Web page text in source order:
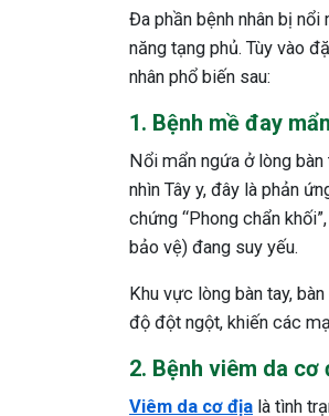
Đa phần bệnh nhân bị
năng tạng phủ. Tùy vào
nhân phổ biến sau:
1. Bệnh mề đay
Nổi mẩn ngứa ở lòng
nhìn Tây y, đây là phản
chứng “Phong chẩn
bảo vệ) đang suy yếu.
Khu vực lòng bàn tay,
độ đột ngột, khiến các
2. Bệnh viêm da
Viêm da cơ địa là tình